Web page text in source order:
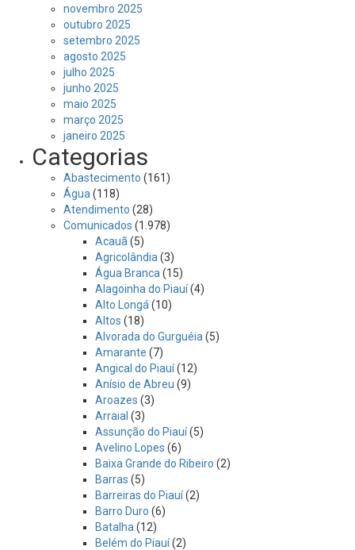
novembro 2025
outubro 2025
setembro 2025
agosto 2025
julho 2025
junho 2025
maio 2025
março 2025
janeiro 2025
Categorias
Abastecimento (161)
Água (118)
Atendimento (28)
Comunicados (1.978)
Acauã (5)
Agricolândia (3)
Água Branca (15)
Alagoinha do Piauí(4)
Alto Longá (10)
Altos (18)
Alvorada do Gurguéia (5)
Amarante (7)
Angical do Piauí(12)
Anísio de Abreu (9)
Aroazes (3)
Arraial (3)
Assunção do Piauí(5)
Avelino Lopes (6)
Baixa Grande do Ribeiro (2)
Barras (5)
Barreiras do Piauí(2)
Barro Duro (6)
Batalha (12)
Belém do Piauí(2)